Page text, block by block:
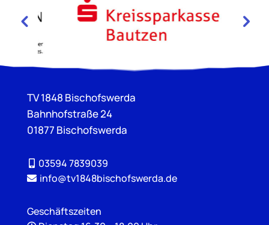
TV 1848 Bischofswerda
Bahnhofstraße 24
01877 Bischofswerda
03594 7839039
info@tv1848bischofswerda.de
Geschäftszeiten